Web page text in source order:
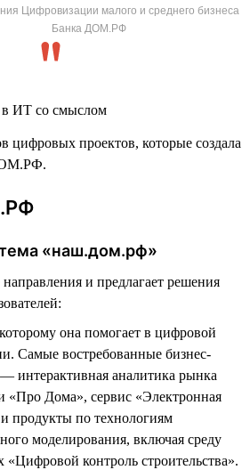
Цифровизации малого и среднего бизнеса
Банка ДОМ.РФ
цифровых проектов, которые создала
«наш.дом.рф»
и предлагает решения
которому она помогает в цифровой
Самые востребованные бизнес-
интерактивная аналитика рынка
«Про Дома», сервис «Электронная
продукты по технологиям
моделирования, включая среду
контроль строительства».